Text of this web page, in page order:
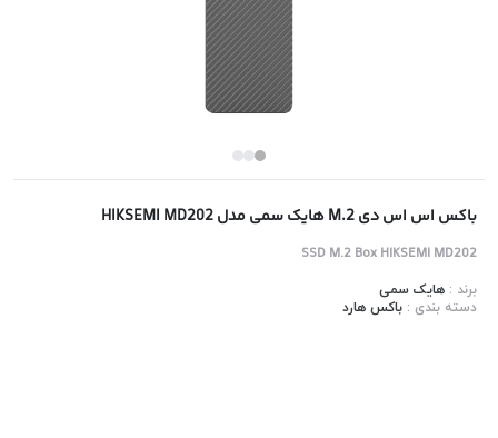
باکس اس اس دی M.2 هایک سمی مدل HIKSEMI MD202
SSD M.2 Box HIKSEMI MD202
برند :هایک سمی
دسته بندی :باکس هارد